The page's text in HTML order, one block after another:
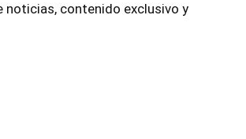
noticias, contenido exclusivo y